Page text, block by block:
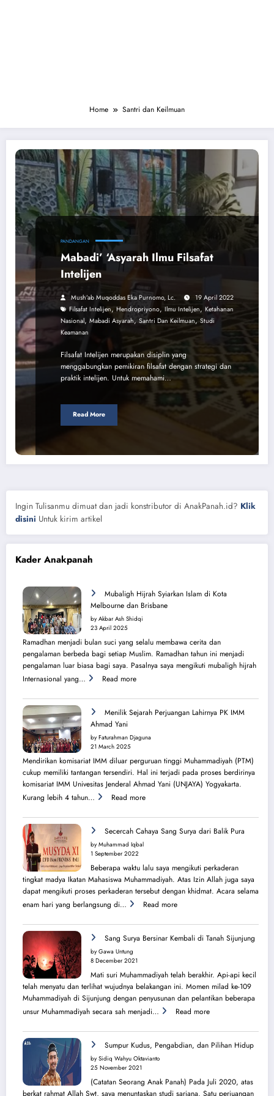
Home Santri dan Keilmuan
PANDANGAN
Mabadi’ ‘Asyarah Ilmu Filsafat
Intelijen
Mush’ab Muqoddas Eka Purnomo, Lc.
19 April 2022
Filsafat Intelijen, Hendropriyono, Ilmu Intelijen, Ketahanan
Nasional, Mabadi Asyarah, Santri Dan Keilmuan, Studi
Keamanan
Filsafat Intelijen merupakan disiplin yang
menggabungkan pemikiran filsafat dengan strategi dan
praktik intelijen. Untuk memahami…
Read More
Ingin Tulisanmu dimuat dan jadi konstributor di AnakPanah.id? Klik
disini Untuk kirim artikel
Kader Anakpanah
Mubaligh Hijrah Syiarkan Islam di Kota
Melbourne dan Brisbane
by Akbar Ash Shidqi
23 April 2025
Ramadhan menjadi bulan suci yang selalu membawa cerita dan
pengalaman berbeda bagi setiap Muslim. Ramadhan tahun ini menjadi
pengalaman luar biasa bagi saya. Pasalnya saya mengikuti mubaligh hijrah
Internasional yang…
Read more:
Hijrah
Syiarkan
di
Melbourne
dan
Brisbane
Menilik Sejarah Perjuangan Lahirnya PK IMM
Ahmad Yani
by Faturahman Djaguna
21 March 2025
Mendirikan komisariat IMM diluar perguruan tinggi Muhammadiyah (PTM)
cukup memiliki tantangan tersendiri. Hal ini terjadi pada proses berdirinya
komisariat IMM Univesitas Jenderal Ahmad Yani (UNJAYA) Yogyakarta.
Kurang lebih 4 tahun…
Read more:
Sejarah
Perjuangan
IMM
Ahmad
Yani
Secercah Cahaya Sang Surya dari Balik Pura
by Muhammad Iqbal
1 September 2022
Beberapa waktu lalu saya mengikuti perkaderan
tingkat madya Ikatan Mahasiswa Muhammadiyah. Atas Izin Allah juga saya
dapat mengikuti proses perkaderan tersebut dengan khidmat. Acara selama
enam hari yang berlangsung di…
Read more:
Cahaya
Sang
Balik
Pura
Sang Surya Bersinar Kembali di Tanah Sijunjung
by Gawa Untung
8 December 2021
Mati suri Muhammadiyah telah berakhir. Api-api kecil
telah menyatu dan terlihat wujudnya belakangan ini. Momen milad ke-109
Muhammadiyah di Sijunjung dengan penyusunan dan pelantikan beberapa
unsur Muhammadiyah secara sah menjadi…
Read more:
Surya
Bersinar
Tanah
Sijunjung
Sumpur Kudus, Pengabdian, dan Pilihan Hidup
by Sidiq Wahyu Oktavianto
25 November 2021
(Catatan Seorang Anak Panah) Pada Juli 2020, atas
berkat rahmat Allah Swt, saya menuntaskan studi sarjana. Satu perjuangan